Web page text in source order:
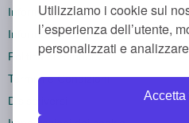
Utilizziamo i cookie sul
l’esperienza dell’utente,
personalizzati e
Accetta
Informativa sulla Privacy
Informativa sui Cookie
Politica di Rimborso
Termini e Condizioni
Disiscriversi